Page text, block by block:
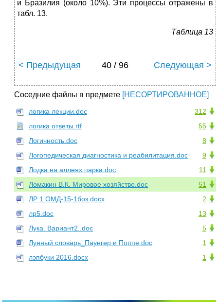
и Бразилия (около 10%). Эти процессы отражены в
табл. 13.
Таблица 13
< Предыдущая 40 / 96 Следующая >
Соседние файлы в предмете [НЕСОРТИРОВАННОЕ]
312
логика лекции.doc
55
логика ответы.rtf
8
Логичность.doc
9
Логопедическая диагностика и реабилитация.doc
11
Лодка на аллеях парка.doc
51
Ломакин В.К. Мировое хозяйство.doc
2
ЛР 1 ОМД-15-1боз.docx
13
лр5.doc
5
Лука. Вариант2..doc
1
Лунный словарь_Паунгер и Поппе.doc
1
лэпбуки 2016.docx